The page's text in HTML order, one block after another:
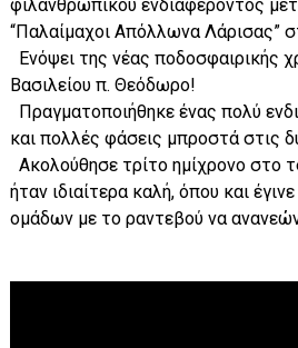
φιλανθρωπικού ενδιαφέροντος
“Παλαίμαχοι Απόλλωνα Λάρισας”
Ενόψει της νέας ποδοσφαιρικής
Βασιλείου π. Θεόδωρο!
Πραγματοποιήθηκε ένας πολύ
και πολλές φάσεις μπροστά στις
Ακολούθησε τρίτο ημίχρονο στο
ήταν ιδιαίτερα καλή, όπου και
ομάδων με το ραντεβού να